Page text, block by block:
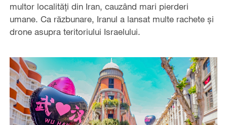
multor localităţi din Iran, cauzând mari pierderi
umane. Ca răzbunare, Iranul a lansat multe rachete şi
drone asupra teritoriului Israelului.